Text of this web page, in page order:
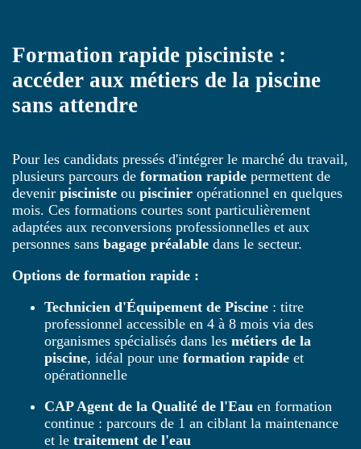
Formation rapide pisciniste :
accéder aux métiers de la piscine
sans attendre
Pour les candidats pressés d'intégrer le marché du travail,
plusieurs parcours de formation rapide permettent de
devenir pisciniste ou piscinier opérationnel en quelques
mois. Ces formations courtes sont particulièrement
adaptées aux reconversions professionnelles et aux
personnes sans bagage préalable dans le secteur.
Options de formation rapide :
Technicien d'Équipement de Piscine : titre
professionnel accessible en 4 à 8 mois via des
organismes spécialisés dans les métiers de la
piscine, idéal pour une formation rapide et
opérationnelle
CAP Agent de la Qualité de l'Eau en formation
continue : parcours de 1 an ciblant la maintenance
et le traitement de l'eau